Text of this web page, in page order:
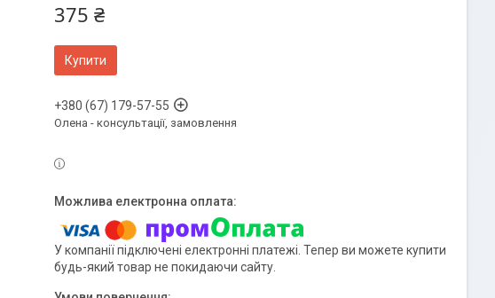
375 ₴
Купити
+380 (67) 179-57-55
Олена - консультації, замовлення
У компанії підключені електронні платежі. Тепер ви можете купити
будь-який товар не покидаючи сайту.